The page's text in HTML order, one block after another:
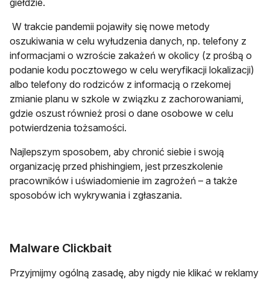
W trakcie pandemii pojawiły się nowe metody
oszukiwania w celu wyłudzenia danych, np. telefony z
informacjami o wzroście zakażeń w okolicy (z prośbą o
podanie kodu pocztowego w celu weryfikacji lokalizacji)
albo telefony do rodziców z informacją o rzekomej
zmianie planu w szkole w związku z zachorowaniami,
gdzie oszust również prosi o dane osobowe w celu
potwierdzenia tożsamości.
Najlepszym sposobem, aby chronić siebie i swoją
organizację przed phishingiem, jest przeszkolenie
pracowników i uświadomienie im zagrożeń – a także
sposobów ich wykrywania i zgłaszania.
Malware Clickbait
Przyjmijmy ogólną zasadę, aby nigdy nie klikać w reklamy